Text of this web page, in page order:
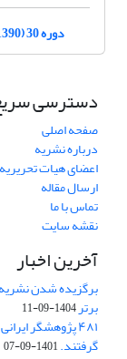
دوره 30 (1390)
دسترسی
صفحه اصلی
درباره نشریه
اعضای هیات تحریریه
ارسال مقاله
تماس با ما
نقشه سایت
آخرین اخبار
برگزیده شدن
برتر1404-09-11
۴۸۱ پژوهشگر
گرفتند.1401-09-07